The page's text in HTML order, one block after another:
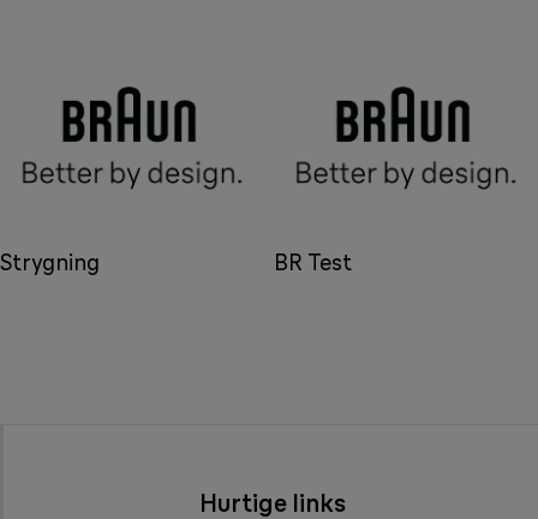
Strygning BR Test
Hurtige links